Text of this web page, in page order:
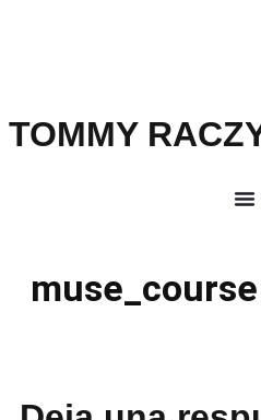
TOMMY
muse_course